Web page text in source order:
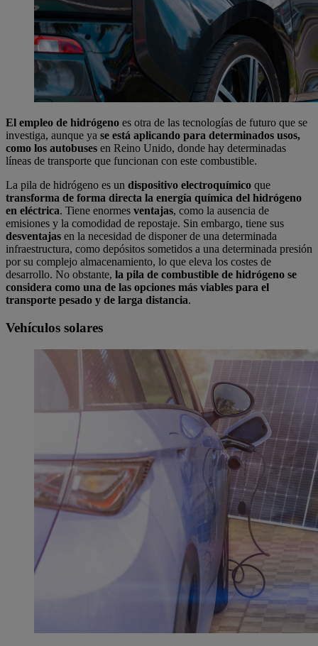
El empleo de hidrógeno es otra de las tecnologías de futuro que se
investiga, aunque ya se está aplicando para determinados usos,
como los autobuses en Reino Unido, donde hay determinadas
líneas de transporte que funcionan con este combustible.
La pila de hidrógeno es un dispositivo electroquímico que
transforma de forma directa la energía química del hidrógeno
en eléctrica. Tiene enormes ventajas, como la ausencia de
emisiones y la comodidad de repostaje. Sin embargo, tiene sus
desventajas en la necesidad de disponer de una determinada
infraestructura, como depósitos sometidos a una determinada presión
por su complejo almacenamiento, lo que eleva los costes de
desarrollo. No obstante, la pila de combustible de hidrógeno se
considera como una de las opciones más viables para el
transporte pesado y de larga distancia.
Vehículos solares